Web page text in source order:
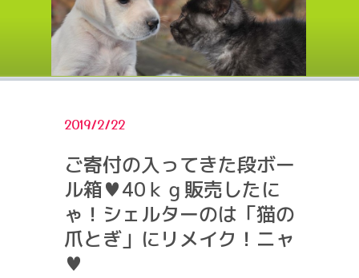
2019/2/22
ご寄付の入ってきた段ボー
ル箱♥40ｋｇ販売したに
ゃ！シェルターのは「猫の
爪とぎ」にリメイク！ニャ
♥